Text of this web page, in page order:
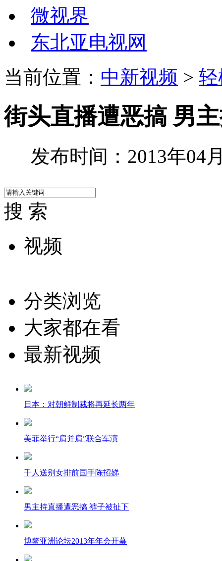
微视界
东北亚电视网
当前位置： 中新视频 >
街头直播遭恶搞 男
发布时间：2013年04
搜 索
视频
分类浏览
大家都在看
最新视频
日本：对朝鲜制裁将再延长两年
美菲举行“肩并肩”联合军演
千人送别女排前国手陈招娣
男主持直播遭恶搞 裤子被扯下
博鳌亚洲论坛2013年年会开幕